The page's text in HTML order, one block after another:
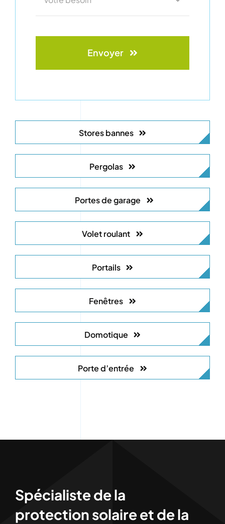
Envoyer
Stores bannes
Pergolas
Portes de garage
Volet roulant
Portails
Fenêtres
Domotique
Porte d’entrée
Spécialiste de la
protection solaire et de la